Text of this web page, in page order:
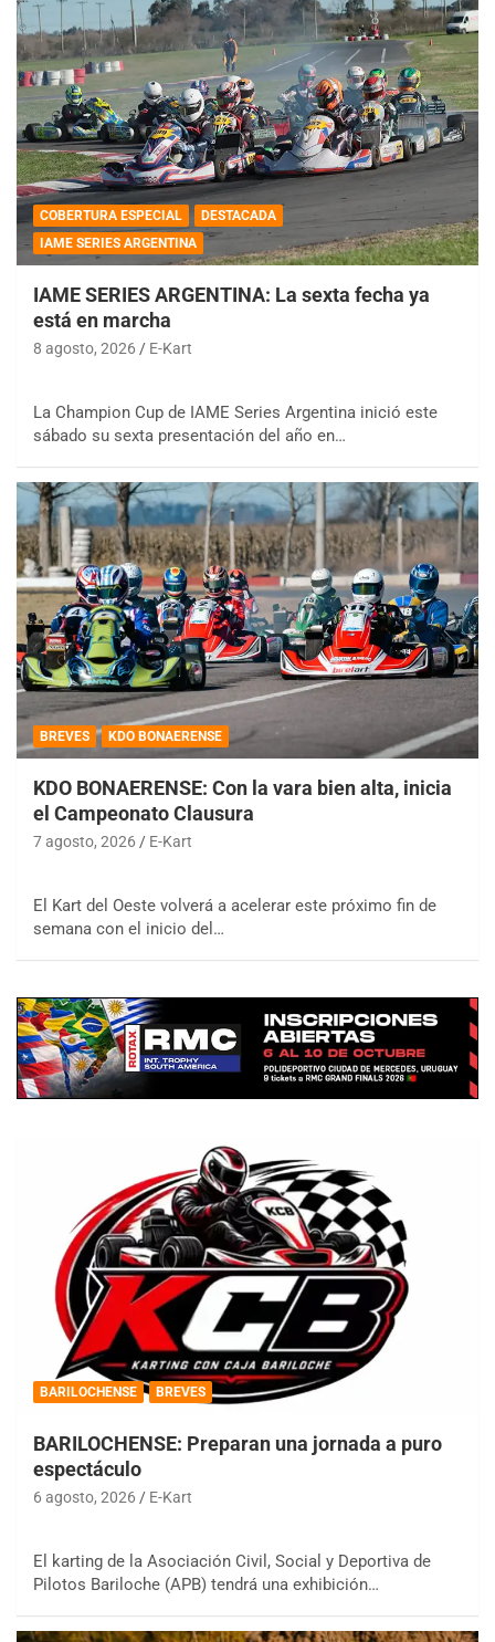
COBERTURA ESPECIAL
DESTACADA
IAME SERIES ARGENTINA
IAME SERIES ARGENTINA: La sexta fecha ya
está en marcha
8 agosto, 2026 E-Kart
La Champion Cup de IAME Series Argentina inició este
sábado su sexta presentación del año en…
BREVES KDO BONAERENSE
KDO BONAERENSE: Con la vara bien alta, inicia
el Campeonato Clausura
7 agosto, 2026 E-Kart
El Kart del Oeste volverá a acelerar este próximo fin de
semana con el inicio del…
BARILOCHENSE BREVES
BARILOCHENSE: Preparan una jornada a puro
espectáculo
6 agosto, 2026 E-Kart
El karting de la Asociación Civil, Social y Deportiva de
Pilotos Bariloche (APB) tendrá una exhibición…